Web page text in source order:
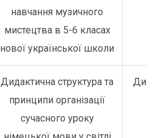
навчання музичного
мистецтва в 5-6 класах
нової української школи
Дидактична структура та
принципи організації
сучасного уроку